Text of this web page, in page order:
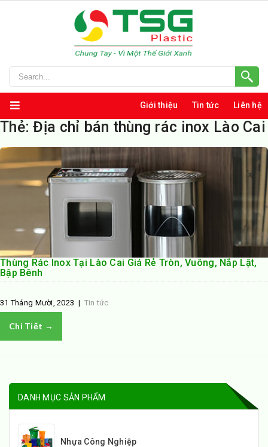
Giới thiệu Tin tức Liên hệ
Thẻ:Địa chỉ bán thùng rác inox Lào Cai
Thùng Rác Inox Tại Lào Cai Giá Rẻ Tròn, Vuông, Nắp Lật,
Bập Bênh
31 Tháng Mười, 2023 | Tin tức
Chi Tiết →
DANH MỤC SẢN PHẨM
Nhựa Công Nghiệp